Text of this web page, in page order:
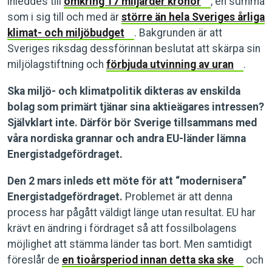
som i sig till och med är större än hela Sveriges årliga
klimat- och miljöbudget
. Bakgrunden är att
Sveriges riksdag dessförinnan beslutat att skärpa sin
miljölagstiftning och förbjuda utvinning av uran .
Ska miljö- och klimatpolitik dikteras av enskilda
bolag som primärt tjänar sina aktieägares intressen?
Självklart inte. Därför bör Sverige tillsammans med
våra nordiska grannar och andra EU-länder lämna
Energistadgefördraget.
Den 2 mars inleds ett möte för att “modernisera”
Energistadgefördraget. Problemet är att denna
process har pågått väldigt länge utan resultat. EU har
krävt en ändring i fördraget så att fossilbolagens
möjlighet att stämma länder tas bort. Men samtidigt
föreslår de en tioårsperiod innan detta ska ske
och